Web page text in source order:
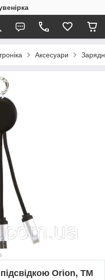
Аксесуари
Orion, ТМ